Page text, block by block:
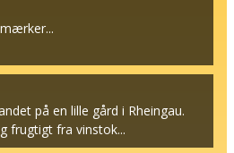
på en lille gård i Rheingau.
frugtigt fra vinstok...